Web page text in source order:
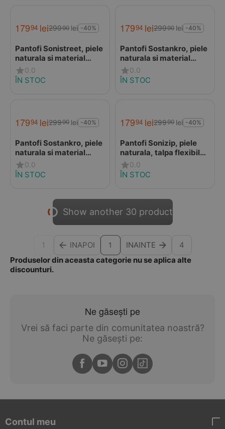
Produselor din aceasta categorie nu se aplica alte
discounturi.
17994 lei29990 lei -40%
Pantofi Sonistreet, piele
naturala si material
textil, talpa flexibila,
khaki verde, Kickers
0.0
ÎN STOC
17994 lei29990 lei -40%
Pantofi Sostankro, piele
naturala si material
textil, talpa flexibila, roz
deschis, Kickers
0.0
ÎN STOC
17994 lei29990 lei -40%
Pantofi Sostankro, piele
naturala si material
textil, talpa flexibila,
bleumarin, Kickers
0.0
ÎN STOC
17994 lei29990 lei -40%
Pantofi Sonizip, piele
naturala, talpa flexibila,
bej, Kickers
0.0
ÎN STOC
Show another 30 product
1 INAPOI 1 INAINTE 4
Ne găsești pe
Vrei să faci parte din comunitatea noastră?
Ne găsești pe:
Contul meu